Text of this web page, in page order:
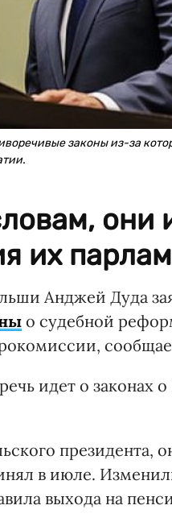
законы из-за
они
их
Анджей Дуда
о судебной
идет о законах
президента,
в июле.
выхода на